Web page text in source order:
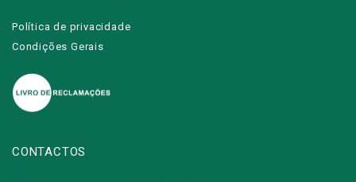
Política de privacidade
Condições Gerais
CONTACTOS